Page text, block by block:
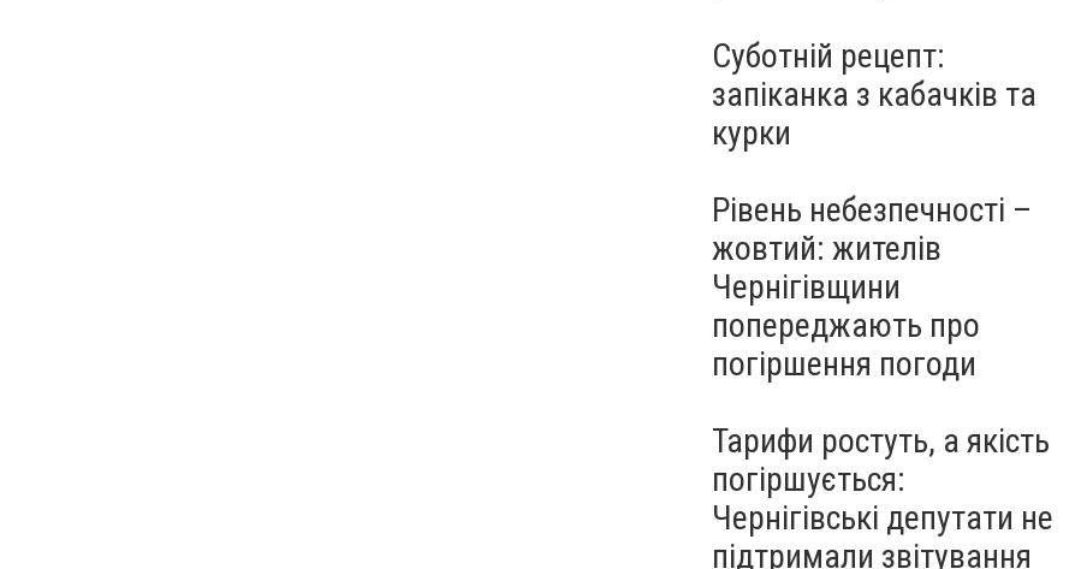
Суботній рецепт:
запіканка з кабачків та
курки
Рівень небезпечності –
жовтий: жителів
Чернігівщини
попереджають про
погіршення погоди
Тарифи ростуть, а якість
погіршується:
Чернігівські депутати не
підтримали звітування